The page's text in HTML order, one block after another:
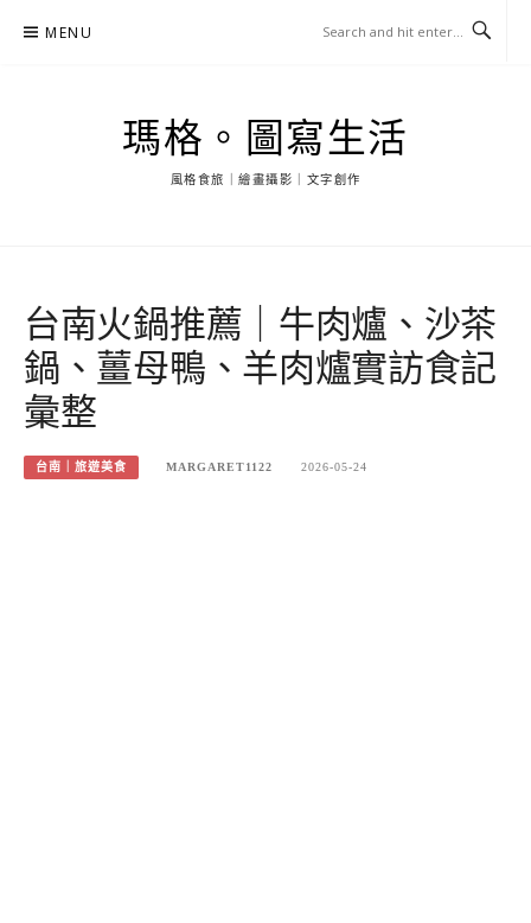
MENU
瑪格。圖寫生活
風格食旅｜繪畫攝影｜文字創作
台南火鍋推薦｜牛肉爐、沙茶
鍋、薑母鴨、羊肉爐實訪食記
彙整
台南｜旅遊美食 MARGARET1122 2026-05-24